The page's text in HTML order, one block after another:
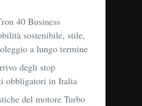
40 Business
sostenibile, stile,
a lungo termine
degli stop
obbligatori in Italia
del motore Turbo